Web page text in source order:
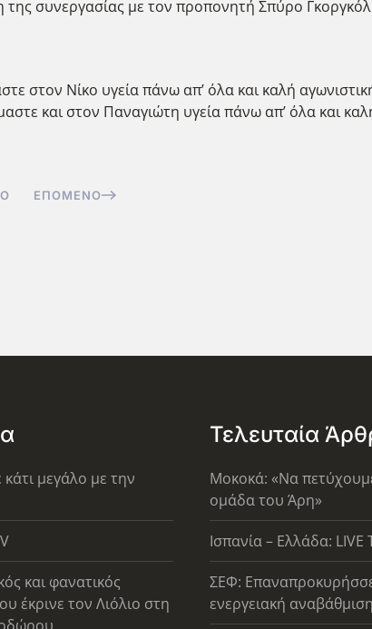
συνεργασίας με τον προπονητή Σπύρο
στον Νίκο υγεία πάνω απ’ όλα και καλή
και στον Παναγιώτη υγεία πάνω απ’ όλα και
ΕΠΌΜΕΝΟ
μεγάλο με την
και φανατικός
έκρινε τον Λιόλιο στη
Τελευταία
Μοκοκά: «Να
ομάδα του Άρη»
Ισπανία – Ελλάδα: LIVE
ΣΕΦ:
ενεργειακή